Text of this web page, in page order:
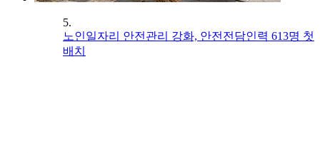
5.
노인일자리 안전관리 강화, 안전전담인력 613명 첫
배치